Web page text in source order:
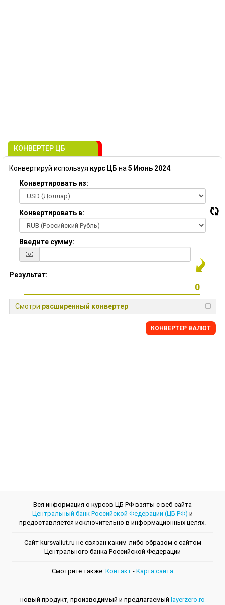
КОНВЕРТЕР ЦБ
Конвертируй используя курс ЦБ на 5 Июнь 2024:
Конвертировать из:
Конвертировать в:
Введите сумму:
Результат:
Смотри расширенный конвертер
КОНВЕРТЕР ВАЛЮТ
Вся информация о курсов ЦБ РФ взяты с веб-сайта
Центральный банк Российской Федерации (ЦБ РФ) и
предоставляется исключительно в информационных целях.
Сайт kursvaliut.ru не связан каким-либо образом с сайтом
Центрального банкa Российской Федерации
Смотрите также: Контакт - Kарта сайта
новый продукт, производимый и предлагаемый layerzero.ro